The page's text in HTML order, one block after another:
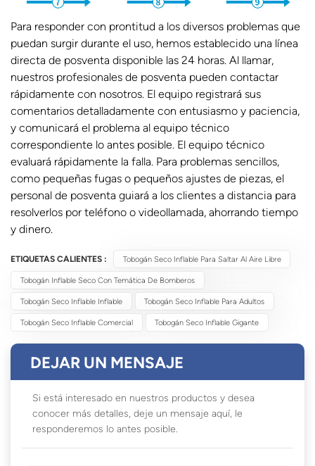
Para responder con prontitud a los diversos problemas que
puedan surgir durante el uso, hemos establecido una línea
directa de posventa disponible las 24 horas. Al llamar,
nuestros profesionales de posventa pueden contactar
rápidamente con nosotros. El equipo registrará sus
comentarios detalladamente con entusiasmo y paciencia,
y comunicará el problema al equipo técnico
correspondiente lo antes posible. El equipo técnico
evaluará rápidamente la falla. Para problemas sencillos,
como pequeñas fugas o pequeños ajustes de piezas, el
personal de posventa guiará a los clientes a distancia para
resolverlos por teléfono o videollamada, ahorrando tiempo
y dinero.
ETIQUETAS CALIENTES : Tobogán Seco Inflable Para Saltar Al Aire Libre
Tobogán Inflable Seco Con Temática De Bomberos
Tobogán Seco Inflable Inflable Tobogán Seco Inflable Para Adultos
Tobogán Seco Inflable Comercial Tobogán Seco Inflable Gigante
DEJAR UN MENSAJE
Si está interesado en nuestros productos y desea
conocer más detalles, deje un mensaje aquí, le
responderemos lo antes posible.